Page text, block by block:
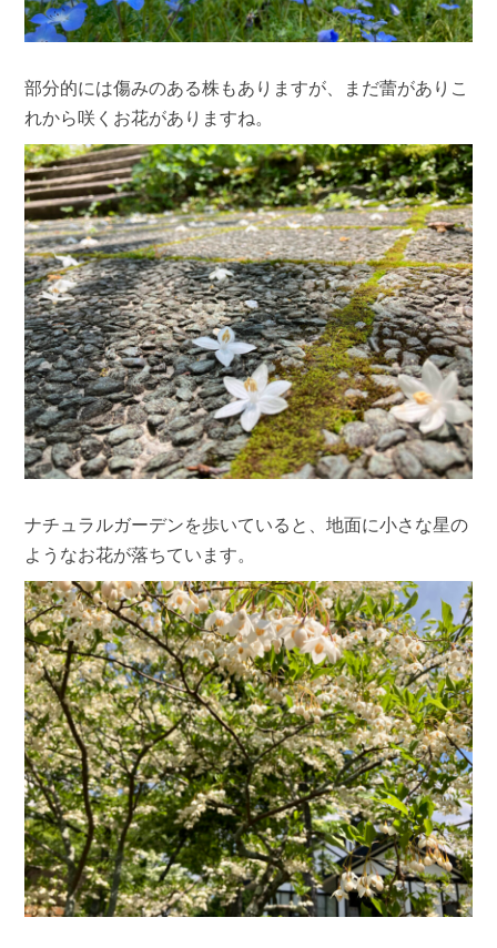
部分的には傷みのある株もありますが、まだ蕾がありこ
れから咲くお花がありますね。
ナチュラルガーデンを歩いていると、地面に小さな星の
ようなお花が落ちています。